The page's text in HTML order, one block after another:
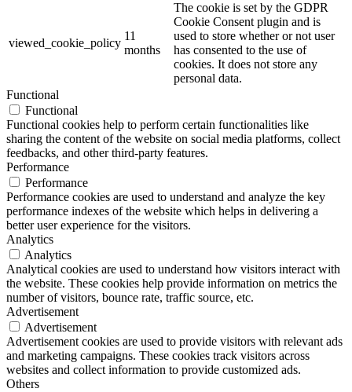
viewed_cookie_policy
11
months
The cookie is set by the GDPR
Cookie Consent plugin and is
used to store whether or not user
has consented to the use of
cookies. It does not store any
personal data.
Functional
Functional
Functional cookies help to perform certain functionalities like
sharing the content of the website on social media platforms, collect
feedbacks, and other third-party features.
Performance
Performance
Performance cookies are used to understand and analyze the key
performance indexes of the website which helps in delivering a
better user experience for the visitors.
Analytics
Analytics
Analytical cookies are used to understand how visitors interact with
the website. These cookies help provide information on metrics the
number of visitors, bounce rate, traffic source, etc.
Advertisement
Advertisement
Advertisement cookies are used to provide visitors with relevant ads
and marketing campaigns. These cookies track visitors across
websites and collect information to provide customized ads.
Others